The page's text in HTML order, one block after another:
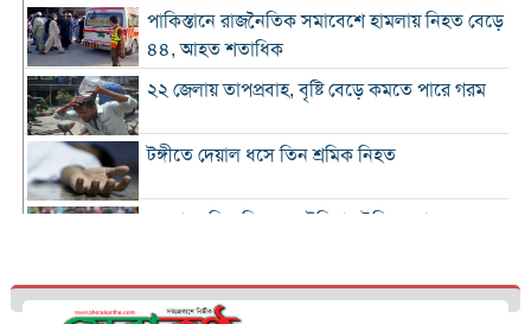
পাকিস্তানে রাজনৈতিক সমাবেশে হামলায় নিহত বেড়ে
৪৪, আহত শতাধিক
২২ জেলায় তাপপ্রবাহ, বৃষ্টি বেড়ে কমতে পারে গরম
টঙ্গীতে দেয়াল ধসে তিন শ্রমিক নিহত
১২ রানে লিড নিয়ে অস্ট্রেলিয়ার ইনিংস শেষ
গলে যাওয়া হিমবাহ থেকে মিলল ৩৭ বছর আগে
নিখোঁজ পর্যটকের মরদেহ